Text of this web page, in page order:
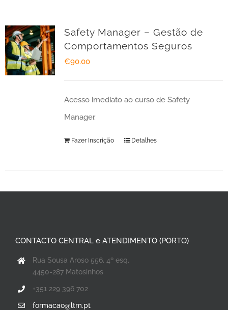
Safety Manager – Gestão de
Comportamentos Seguros
€90.00
Acesso imediato ao curso de Safety
Manager.
Fazer Inscrição Detalhes
CONTACTO CENTRAL e ATENDIMENTO (PORTO)
Rua Sousa Aroso 556, 4º esq.
4450-287 Matosinhos
+351 229 396 702
formacao@ltm.pt